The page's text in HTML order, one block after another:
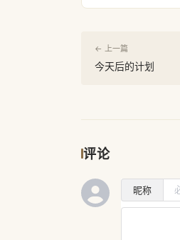
← 上一篇
今天后的计划
评论
昵称